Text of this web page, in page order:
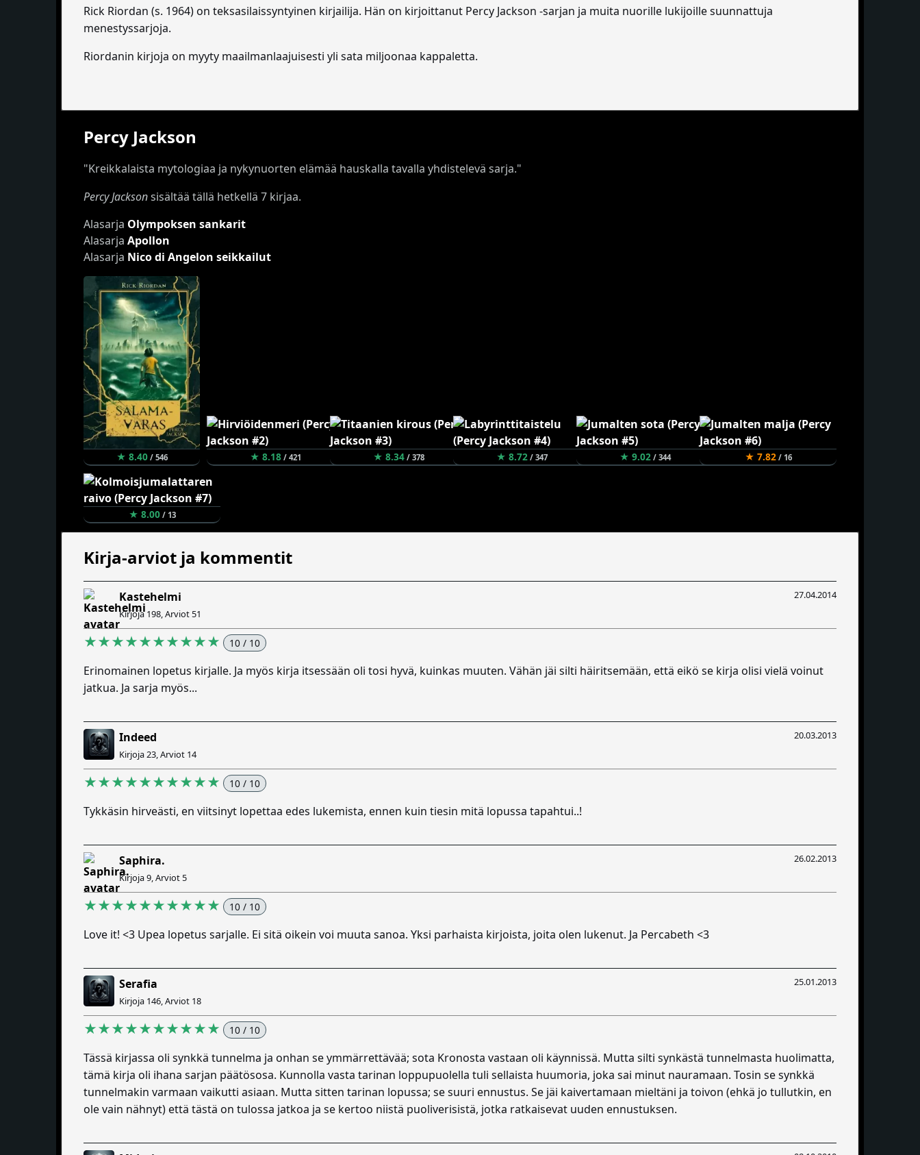
Rick Riordan (s. 1964) on teksasilaissyntyinen kirjailija. Hän on kirjoittanut Percy Jackson -sarjan ja muita nuorille lukijoille suunnattuja
menestyssarjoja.
Riordanin kirjoja on myyty maailmanlaajuisesti yli sata miljoonaa kappaletta.
Percy Jackson
"Kreikkalaista mytologiaa ja nykynuorten elämää hauskalla tavalla yhdistelevä sarja."
Percy Jacksonsisältää tällä hetkellä 7 kirjaa.
Alasarja Olympoksen sankarit
Alasarja Apollon
Alasarja Nico di Angelon seikkailut
★ 8.40/ 546 ★ 8.18/ 421 ★ 8.34/ 378 ★ 8.72/ 347 ★ 9.02/ 344 ★ 7.82/ 16
★ 8.00/ 13
Kirja-arviot ja kommentit
27.04.2014
Kastehelmi
Kirjoja 198, Arviot 51
★★★★★★★★★★ 10 / 10
Erinomainen lopetus kirjalle. Ja myös kirja itsessään oli tosi hyvä, kuinkas muuten. Vähän jäi silti häiritsemään, että eikö se kirja olisi vielä voinut
jatkua. Ja sarja myös...
20.03.2013
Indeed
Kirjoja 23, Arviot 14
★★★★★★★★★★ 10 / 10
Tykkäsin hirveästi, en viitsinyt lopettaa edes lukemista, ennen kuin tiesin mitä lopussa tapahtui..!
26.02.2013
Saphira.
Kirjoja 9, Arviot 5
★★★★★★★★★★ 10 / 10
Love it! <3 Upea lopetus sarjalle. Ei sitä oikein voi muuta sanoa. Yksi parhaista kirjoista, joita olen lukenut. Ja Percabeth <3
25.01.2013
Serafia
Kirjoja 146, Arviot 18
★★★★★★★★★★ 10 / 10
Tässä kirjassa oli synkkä tunnelma ja onhan se ymmärrettävää; sota Kronosta vastaan oli käynnissä. Mutta silti synkästä tunnelmasta huolimatta,
tämä kirja oli ihana sarjan päätösosa. Kunnolla vasta tarinan loppupuolella tuli sellaista huumoria, joka sai minut nauramaan. Tosin se synkkä
tunnelmakin varmaan vaikutti asiaan. Mutta sitten tarinan lopussa; se suuri ennustus. Se jäi kaivertamaan mieltäni ja toivon (ehkä jo tullutkin, en
ole vain nähnyt) että tästä on tulossa jatkoa ja se kertoo niistä puoliverisistä, jotka ratkaisevat uuden ennustuksen.